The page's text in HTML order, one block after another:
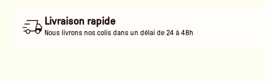
Livraison rapide
Nous livrons nos colis dans un délai de 24 à 48h